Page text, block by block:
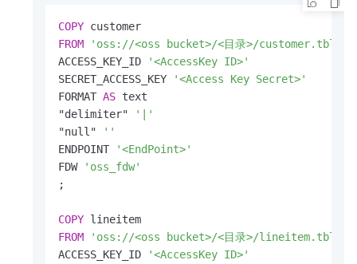
COPY
FROM
'oss://<oss bucket>/<目录>/customer.tbl'
ACCESS_KEY_ID
'<AccessKey ID>'
SECRET_ACCESS_KEY
'<Access Key Secret>'
FORMAT AS text
"delimiter"
'|'
"null"
''
ENDPOINT
'<EndPoint>'
FDW
'oss_fdw'
;
COPY
FROM
'oss://<oss bucket>/<目录>/lineitem.tbl'
ACCESS_KEY_ID
'<AccessKey ID>'